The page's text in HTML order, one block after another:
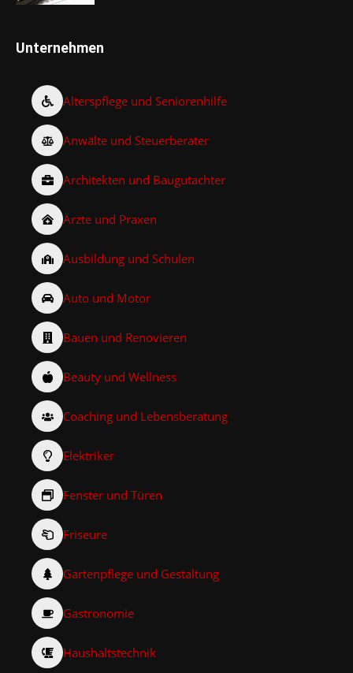
Unternehmen
Alterspflege und Seniorenhilfe
Anwälte und Steuerberater
Architekten und Baugutachter
Ärzte und Praxen
Ausbildung und Schulen
Auto und Motor
Bauen und Renovieren
Beauty und Wellness
Coaching und Lebensberatung
Elektriker
Fenster und Türen
Friseure
Gartenpflege und Gestaltung
Gastronomie
Haushaltstechnik